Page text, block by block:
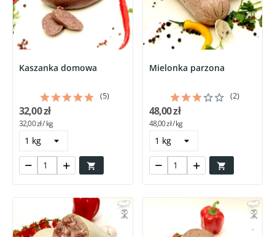
Kaszanka domowa
(5)

32,00 zł
32,00 zł / kg
Mielonka parzona
(2)

48,00 zł
48,00 zł / kg